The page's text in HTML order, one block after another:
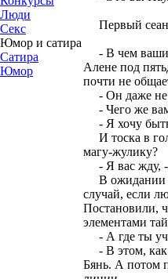
Люди
Секс
Юмор и сатира
Сатира
Юмор
Первый
- В чем ваши
Алене под
почти не
- Он даже не
- Чего же вам
- Я хочу быть
И тоска в
магу-жулику?
- Я вас жду, -
В ожидании
случай, если
Постановили,
элементами
- А где ты
- В этом, как
Бянь. А потом